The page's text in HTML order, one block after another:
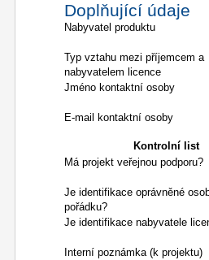
Doplňující údaje
Nabyvatel produktu
Typ vztahu mezi příjemcem a
nabyvatelem licence
Jméno kontaktní osoby
E-mail kontaktní osoby
Kontrolní list
Má projekt veřejnou podporu?
Je identifikace oprávněné
pořádku?
Je identifikace nabyvatele
Interní poznámka (k projektu)